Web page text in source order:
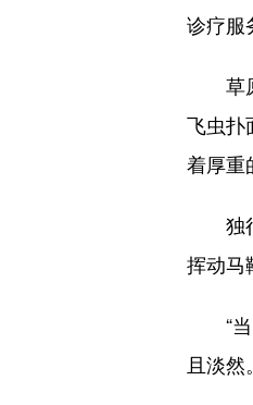
诊疗服
草原
飞虫扑
着厚重
独行
挥动马
“当
且淡然。